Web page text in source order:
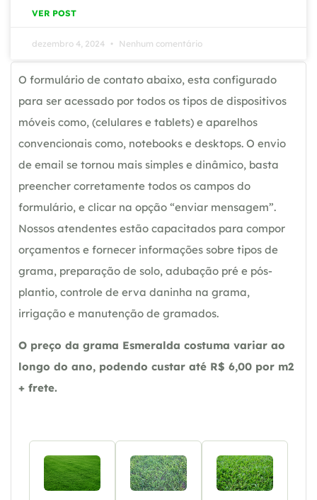
VER POST
dezembro 4, 2024 Nenhum comentário
O formulário de contato abaixo, esta configurado
para ser acessado por todos os tipos de dispositivos
móveis como, (celulares e tablets) e aparelhos
convencionais como, notebooks e desktops. O envio
de email se tornou mais simples e dinâmico, basta
preencher corretamente todos os campos do
formulário, e clicar na opção “enviar mensagem”.
Nossos atendentes estão capacitados para compor
orçamentos e fornecer informações sobre tipos de
grama, preparação de solo, adubação pré e pós-
plantio, controle de erva daninha na grama,
irrigação e manutenção de gramados.
O preço da grama Esmeralda costuma variar ao
longo do ano, podendo custar até R$ 6,00 por m2
+ frete.